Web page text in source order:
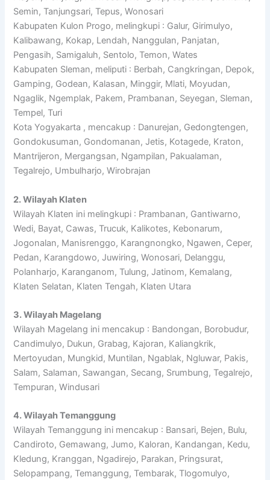
Semin, Tanjungsari, Tepus, Wonosari
Kabupaten Kulon Progo, melingkupi : Galur, Girimulyo,
Kalibawang, Kokap, Lendah, Nanggulan, Panjatan,
Pengasih, Samigaluh, Sentolo, Temon, Wates
Kabupaten Sleman, meliputi : Berbah, Cangkringan, Depok,
Gamping, Godean, Kalasan, Minggir, Mlati, Moyudan,
Ngaglik, Ngemplak, Pakem, Prambanan, Seyegan, Sleman,
Tempel, Turi
Kota Yogyakarta , mencakup : Danurejan, Gedongtengen,
Gondokusuman, Gondomanan, Jetis, Kotagede, Kraton,
Mantrijeron, Mergangsan, Ngampilan, Pakualaman,
Tegalrejo, Umbulharjo, Wirobrajan
2. Wilayah Klaten
Wilayah Klaten ini melingkupi : Prambanan, Gantiwarno,
Wedi, Bayat, Cawas, Trucuk, Kalikotes, Kebonarum,
Jogonalan, Manisrenggo, Karangnongko, Ngawen, Ceper,
Pedan, Karangdowo, Juwiring, Wonosari, Delanggu,
Polanharjo, Karanganom, Tulung, Jatinom, Kemalang,
Klaten Selatan, Klaten Tengah, Klaten Utara
3. Wilayah Magelang
Wilayah Magelang ini mencakup : Bandongan, Borobudur,
Candimulyo, Dukun, Grabag, Kajoran, Kaliangkrik,
Mertoyudan, Mungkid, Muntilan, Ngablak, Ngluwar, Pakis,
Salam, Salaman, Sawangan, Secang, Srumbung, Tegalrejo,
Tempuran, Windusari
4. Wilayah Temanggung
Wilayah Temanggung ini mencakup : Bansari, Bejen, Bulu,
Candiroto, Gemawang, Jumo, Kaloran, Kandangan, Kedu,
Kledung, Kranggan, Ngadirejo, Parakan, Pringsurat,
Selopampang, Temanggung, Tembarak, Tlogomulyo,